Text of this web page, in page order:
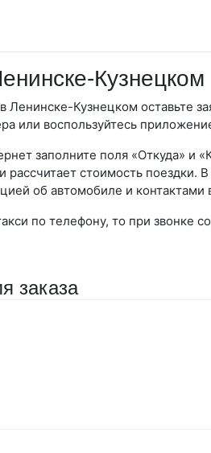
Кузнецком
Ленинске-Кузнецком оставьте
или воспользуйтесь
заполните поля «Откуда» и
рассчитает стоимость поездки.
об автомобиле и контактами
по телефону, то при звонке
заказа